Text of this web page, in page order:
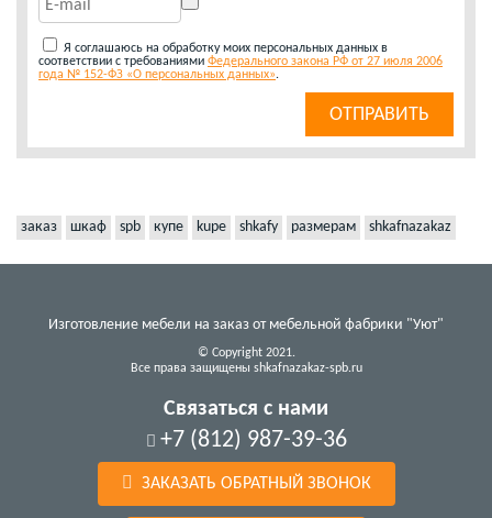
Я соглашаюсь на обработку моих персональных данных в
соответствии с требованиями Федерального закона РФ от 27 июля 2006
года № 152-ФЗ «О персональных данных».
заказ шкаф spb купе kupe shkafy размерам shkafnazakaz
Изготовление мебели на заказ от мебельной фабрики "Уют"
© Copyright 2021.
Все права защищены shkafnazakaz-spb.ru
Связаться с нами
+7 (812) 987-39-36
ЗАКАЗАТЬ ОБРАТНЫЙ ЗВОНОК